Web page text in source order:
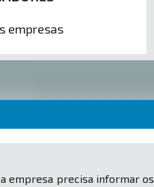
empresas
empresa precisa informar os